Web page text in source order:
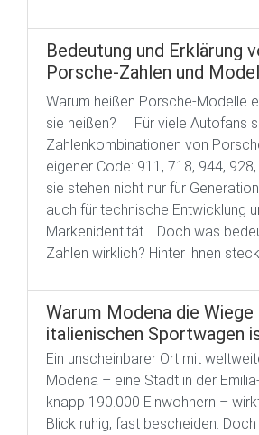
Bedeutung und Erklärung
Porsche-Zahlen und
Warum heißen Porsche-Modelle
sie heißen? Für viele Autofans
Zahlenkombinationen von
eigener Code: 911, 718, 944,
sie stehen nicht nur für
auch für technische Entwicklung
Markenidentität. Doch was
Zahlen wirklich? Hinter ihnen
Warum Modena die Wiege
italienischen Sportwagen
Ein unscheinbarer Ort mit
Modena – eine Stadt in der
knapp 190.000 Einwohnern –
Blick ruhig, fast bescheiden.